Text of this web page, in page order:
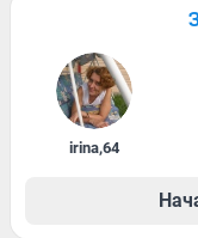
irina,64